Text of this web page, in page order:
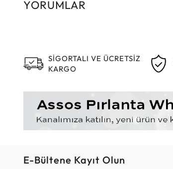
YORUMLAR
SİGORTALI VE ÜCRETSİZ
KARGO
E-Bültene Kayıt Olun